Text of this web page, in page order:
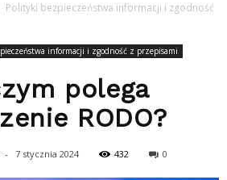
Polityki bezpieczeństwa informacji i zgodność
informacji i zgodność z przepisami
polega
RODO?
- 7 stycznia 2024 432 0